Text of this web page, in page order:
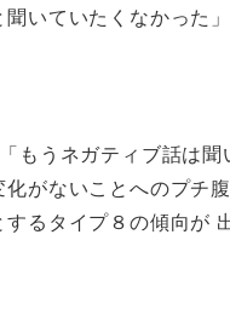
聞いていたくなかった
もうネガティブ話は
化がないことへのプチ
するタイプ８の傾向が